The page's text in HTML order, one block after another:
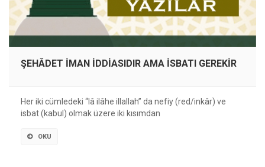
ŞEHÂDET İMAN İDDİASIDIR AMA İSBATI GEREKİR
Her iki cümledeki “lâ ilâhe illallah” da nefiy (red/inkâr) ve
isbat (kabul) olmak üzere iki kısımdan
OKU